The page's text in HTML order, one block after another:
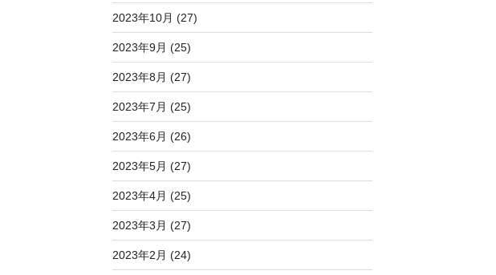
2023年10月 (27)
2023年9月 (25)
2023年8月 (27)
2023年7月 (25)
2023年6月 (26)
2023年5月 (27)
2023年4月 (25)
2023年3月 (27)
2023年2月 (24)